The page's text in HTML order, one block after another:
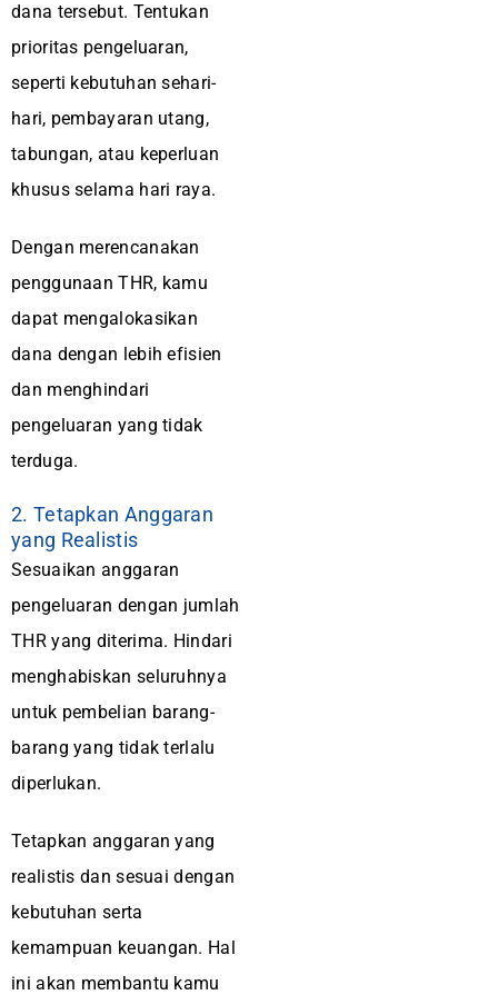
dana tersebut. Tentukan
prioritas pengeluaran,
seperti kebutuhan sehari-
hari, pembayaran utang,
tabungan, atau keperluan
khusus selama hari raya.
Dengan merencanakan
penggunaan THR, kamu
dapat mengalokasikan
dana dengan lebih efisien
dan menghindari
pengeluaran yang tidak
terduga.
2. Tetapkan Anggaran
yang Realistis
Sesuaikan anggaran
pengeluaran dengan jumlah
THR yang diterima. Hindari
menghabiskan seluruhnya
untuk pembelian barang-
barang yang tidak terlalu
diperlukan.
Tetapkan anggaran yang
realistis dan sesuai dengan
kebutuhan serta
kemampuan keuangan. Hal
ini akan membantu kamu